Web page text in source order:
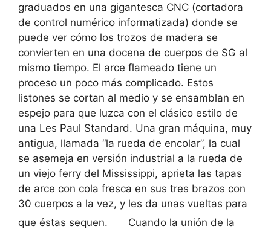
graduados en una gigantesca CNC (cortadora
de control numérico informatizada) donde se
puede ver cómo los trozos de madera se
convierten en una docena de cuerpos de SG al
mismo tiempo. El arce flameado tiene un
proceso un poco más complicado. Estos
listones se cortan al medio y se ensamblan en
espejo para que luzca con el clásico estilo de
una Les Paul Standard. Una gran máquina, muy
antigua, llamada “la rueda de encolar”, la cual
se asemeja en versión industrial a la rueda de
un viejo ferry del Mississippi, aprieta las tapas
de arce con cola fresca en sus tres brazos con
30 cuerpos a la vez, y les da unas vueltas para
que éstas sequen.
Cuando la unión de la